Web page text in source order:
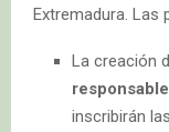
Extremadura. Las
La creación
inscribirán